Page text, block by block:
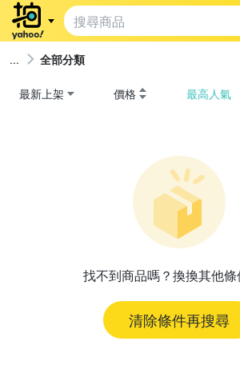
全部分類
最新上架 價格 最高人氣
找不到商品嗎？換換其他條
清除條件再搜尋